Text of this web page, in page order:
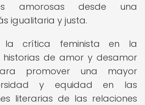
amorosas desde una
igualitaria y justa.
crítica feminista en la
historias de amor y desamor
promover una mayor
y equidad en las
literarias de las relaciones